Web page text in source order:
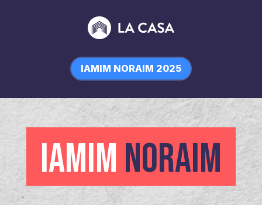
IAMIM NORAIM 2025
IAMIM NORAIM